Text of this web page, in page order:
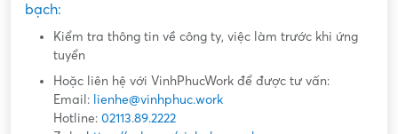
bạch:
Kiểm tra thông tin về công ty, việc làm trước khi ứng
tuyển
Hoặc liên hệ với VinhPhucWork để được tư vấn:
Email: lienhe@vinhphuc.work
Hotline: 02113.89.2222